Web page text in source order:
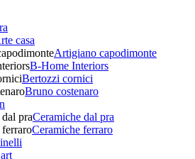
casa
Artigiano capodimonte
B-Home Interiors
Bertozzi cornici
Bruno costenaro
Ceramiche dal pra
Ceramiche ferraro